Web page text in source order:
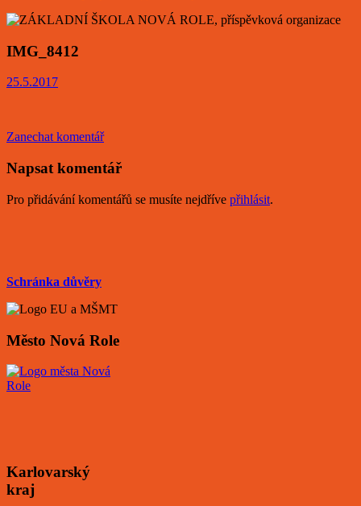
IMG_8412
25.5.2017
Zanechat komentář
Napsat komentář
Pro přidávání komentářů se musíte nejdříve přihlásit.
Schránka důvěry
Město Nová Role
Karlovarský
kraj